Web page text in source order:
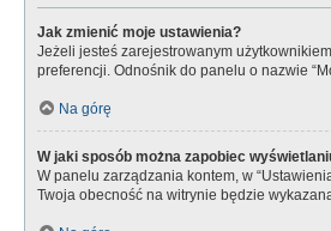
Jak zmienić moje ustawienia?
Jeżeli jesteś zarejestrowanym
preferencji. Odnośnik do panelu o nazwie
Na górę
W jaki sposób można zapobiec
W panelu zarządzania kontem, w
Twoja obecność na witrynie będzie